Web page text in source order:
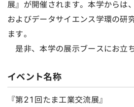
展』が開催されます。本学からは
およびデータサイエンス学環の研
ます。
是非、本学の展示ブースにお立
イベント名称
『第21回たま工業交流展』